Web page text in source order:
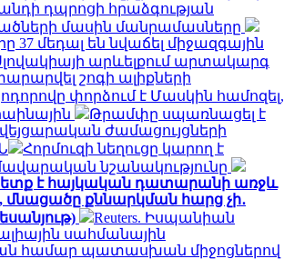
դպրոցի հրաձգության
մասին մանրամասները
37 մեդալ են նվաճել միջազգային
արևելքում արտակարգ
շոգի ալիքների
փորձում է Մասկին համոզել,
Թրամփը սպառնացել է
ժամացույցների
Հորմուզի նեղուցը կարող է
նշանակությունը
է հայկական դատարանի առջև
մնացածը քննարկման հարց չի․
Reuters. Իսպանիան
սահմանային
համար պատասխան միջոցներով